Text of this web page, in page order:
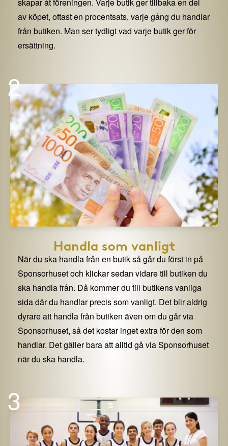
av köpet, oftast en procentsats, varje gång du handlar
från butiken. Man ser tydligt vad varje butik ger för
ersättning.
2
Handla som vanligt
När du ska handla från en butik så går du först in på
Sponsorhuset och klickar sedan vidare till butiken du
ska handla från. Då kommer du till butikens vanliga
sida där du handlar precis som vanligt. Det blir aldrig
dyrare att handla från butiken även om du går via
Sponsorhuset, så det kostar inget extra för den som
handlar. Det gäller bara att alltid gå via Sponsorhuset
när du ska handla.
3